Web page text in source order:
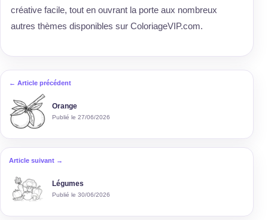
créative facile, tout en ouvrant la porte aux nombreux
autres thèmes disponibles sur ColoriageVIP.com.
← Article précédent
Orange
Publié le 27/06/2026
Article suivant →
Légumes
Publié le 30/06/2026